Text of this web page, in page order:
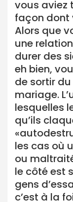
vous aviez
façon dont
Alors que
une
durer des
eh bien,
de sortir
mariage.
lesquelles
qu’ils
les cas où
ou
le côté est
gens
c’est à la